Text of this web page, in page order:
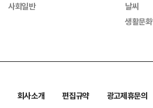
사회일반
날씨
생활문
회사소개 편집규약
광고제휴문의